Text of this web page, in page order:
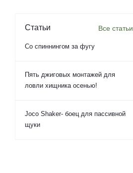
Статьи Все статьи
Со спиннингом за фугу
Пять джиговых монтажей для
ловли хищника осенью!
Joco Shaker- боец для пассивной
щуки